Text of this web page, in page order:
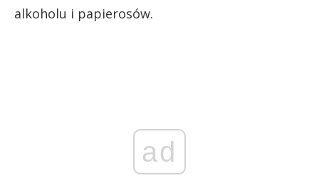
alkoholu i papierosów.
ad